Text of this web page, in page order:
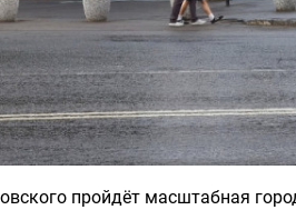
пройдёт масштабная